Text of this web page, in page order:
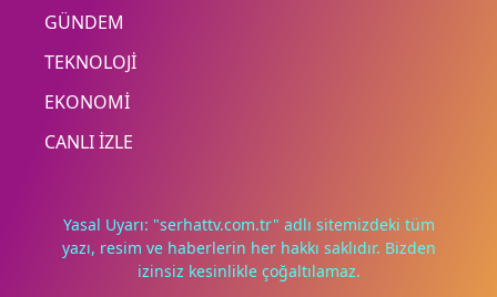
GÜNDEM
TEKNOLOJİ
EKONOMİ
CANLI İZLE
Yasal Uyarı: "serhattv.com.tr" adlı sitemizdeki tüm
yazı, resim ve haberlerin her hakkı saklıdır. Bizden
izinsiz kesinlikle çoğaltılamaz.